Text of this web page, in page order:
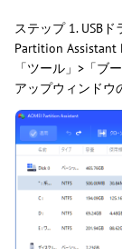
ステップ 1. USB
Partition Assistant
「ツール」>「ブ
アップウィンドウ